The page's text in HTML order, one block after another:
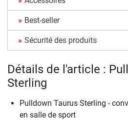
Best-seller
Sécurité des produits
Détails de l'article :
Sterling
Pulldown Taurus Sterling -
en salle de sport